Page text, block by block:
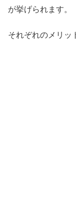
が挙げられます。
それぞれのメリッ